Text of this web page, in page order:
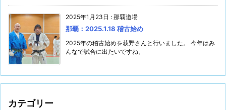
2025年1月23日 : 那覇道場
那覇：2025.1.18 稽古始め
2025年の稽古始めを萩野さんと行いました。 今年はみ
んなで試合に出たいですね。
カテゴリー